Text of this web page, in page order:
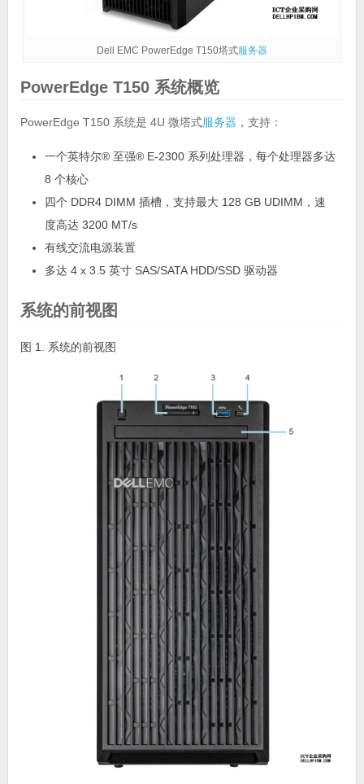
Dell EMC PowerEdge T150塔式服务器
PowerEdge T150 系统概览
PowerEdge T150 系统是 4U 微塔式服务器 ，支持：
一个英特尔® 至强® E-2300 系列处理器，每个处理器多达
8 个核心
四个 DDR4 DIMM 插槽，支持最大 128 GB UDIMM，速
度高达 3200 MT/s
有线交流电源装置
多达 4 x 3.5 英寸 SAS/SATA HDD/SSD 驱动器
系统的前视图
图 1. 系统的前视图